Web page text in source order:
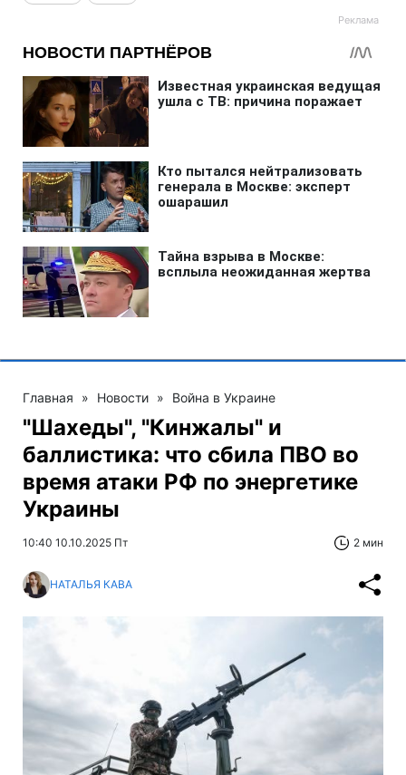
Главная » Новости » Война в Украине
"Шахеды", "Кинжалы" и
баллистика: что сбила ПВО во
время атаки РФ по энергетике
Украины
10:40 10.10.2025 Пт 2 мин
НАТАЛЬЯ КАВА